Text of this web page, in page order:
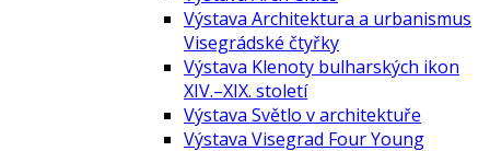
Výstava Architektura a urbanismus
Visegrádské čtyřky
Výstava Klenoty bulharských ikon
XIV.–XIX. století
Výstava Světlo v architektuře
Výstava Visegrad Four Young